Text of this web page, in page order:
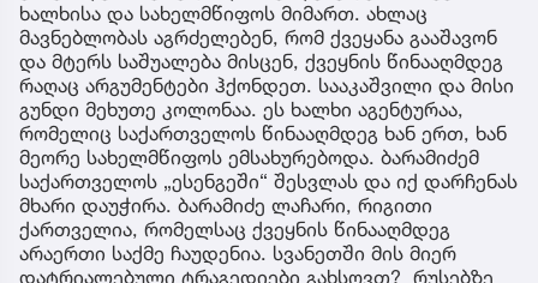
ხალხისა და სახელმწიფოს მიმართ. ახლაც
მავნებლობას აგრძელებენ, რომ ქვეყანა გააშავონ
და მტერს საშუალება მისცენ, ქვეყნის წინააღმდეგ
რაღაც არგუმენტები ჰქონდეთ. სააკაშვილი და მისი
გუნდი მეხუთე კოლონაა. ეს ხალხი აგენტურაა,
რომელიც საქართველოს წინააღმდეგ ხან ერთ, ხან
მეორე სახელმწიფოს ემსახურებოდა. ბარამიძემ
საქართველოს „ესენგეში“ შესვლას და იქ დარჩენას
მხარი დაუჭირა. ბარამიძე ლაჩარი, რიგითი
ქართველია, რომელსაც ქვეყნის წინააღმდეგ
არაერთი საქმე ჩაუდენია. სვანეთში მის მიერ
დატრიალებული ტრაგედიები გახსოვთ? რუსებზე